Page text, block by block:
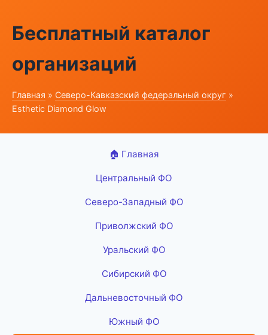
Бесплатный каталог
организаций
Главная » Северо-Кавказский федеральный округ »
Esthetic Diamond Glow
🏠 Главная
Центральный ФО
Северо-Западный ФО
Приволжский ФО
Уральский ФО
Сибирский ФО
Дальневосточный ФО
Южный ФО